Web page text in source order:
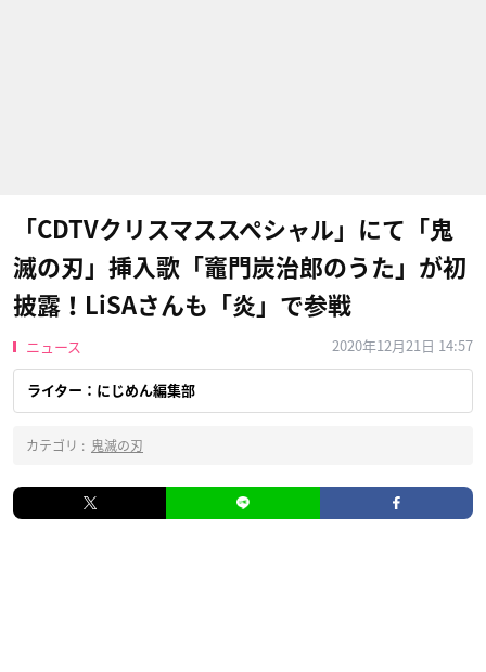
「CDTVクリスマススペシャル」にて「鬼
滅の刃」挿入歌「竈門炭治郎のうた」が初
披露！LiSAさんも「炎」で参戦
ニュース 2020年12月21日 14:57
ライター：にじめん編集部
カテゴリ : 鬼滅の刃